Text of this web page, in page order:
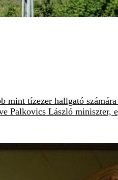
mint tízezer hallgató
Palkovics László miniszter,